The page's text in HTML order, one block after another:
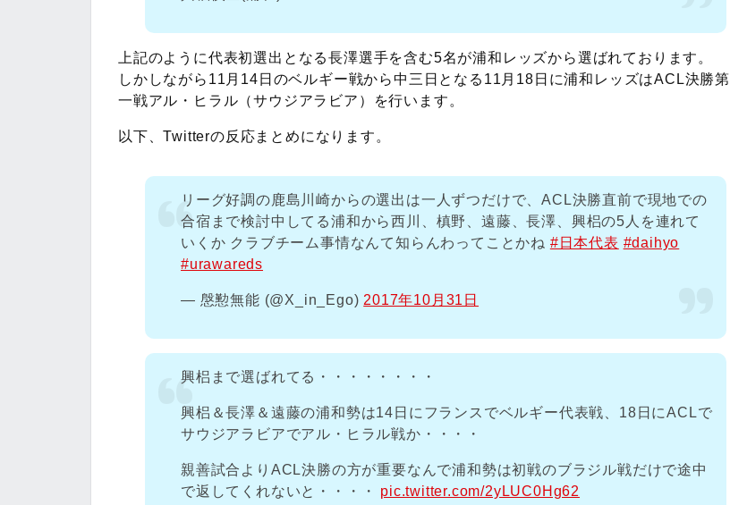
上記のように代表初選出となる長澤選手を含む5名が浦和レッズから選ばれております。
しかしながら11月14日のベルギー戦から中三日となる11月18日に浦和レッズはACL決勝第
一戦アル・ヒラル（サウジアラビア）を行います。
以下、Twitterの反応まとめになります。
リーグ好調の鹿島川崎からの選出は一人ずつだけで、ACL決勝直前で現地での
合宿まで検討中してる浦和から西川、槙野、遠藤、長澤、興梠の5人を連れて
いくか クラブチーム事情なんて知らんわってことかね #日本代表 #daihyo
#urawareds
— 慇懃無能 (@X_in_Ego) 2017年10月31日
興梠まで選ばれてる・・・・・・・・
興梠＆長澤＆遠藤の浦和勢は14日にフランスでベルギー代表戦、18日にACLで
サウジアラビアでアル・ヒラル戦か・・・・
親善試合よりACL決勝の方が重要なんで浦和勢は初戦のブラジル戦だけで途中
で返してくれないと・・・・ pic.twitter.com/2yLUC0Hg62